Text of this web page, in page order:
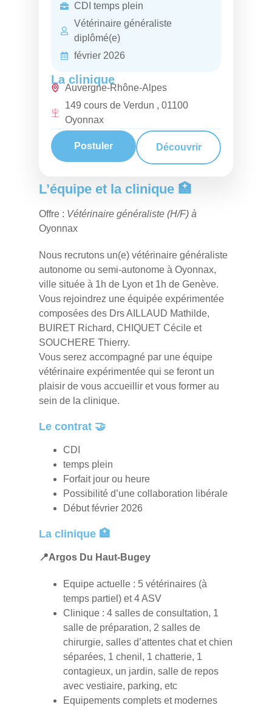
L’équipe et la clinique 🏥
Offre : Vétérinaire généraliste (H/F) à
Oyonnax
Nous recrutons un(e) vétérinaire généraliste
autonome ou semi-autonome à Oyonnax,
ville située à 1h de Lyon et 1h de Genève.
Vous rejoindrez une équipée expérimentée
composées des Drs AILLAUD Mathilde,
BUIRET Richard, CHIQUET Cécile et
SOUCHERE Thierry.
Vous serez accompagné par une équipe
vétérinaire expérimentée qui se feront un
plaisir de vous accueillir et vous former au
sein de la clinique.
Le contrat 🤝
CDI
temps plein
Forfait jour ou heure
Possibilité d’une collaboration libérale
Début février 2026
La clinique 🏥
📍Argos Du Haut-Bugey
Equipe actuelle : 5 vétérinaires (à
temps partiel) et 4 ASV
Clinique : 4 salles de consultation, 1
salle de préparation, 2 salles de
chirurgie, salles d’attentes chat et chien
séparées, 1 chenil, 1 chatterie, 1
contagieux, un jardin, salle de repos
avec vestiaire, parking, etc
Equipements complets et modernes
CDI temps plein
Vétérinaire généraliste
diplômé(e)
février 2026
La clinique
Auvergne-Rhône-Alpes
149 cours de Verdun , 01100
Oyonnax
Postuler Découvrir